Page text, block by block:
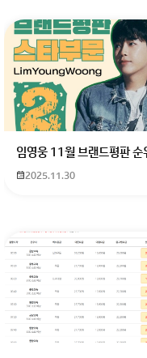
회원가입 혹은 광
임영웅 11월 브랜드평판
2025.11.30